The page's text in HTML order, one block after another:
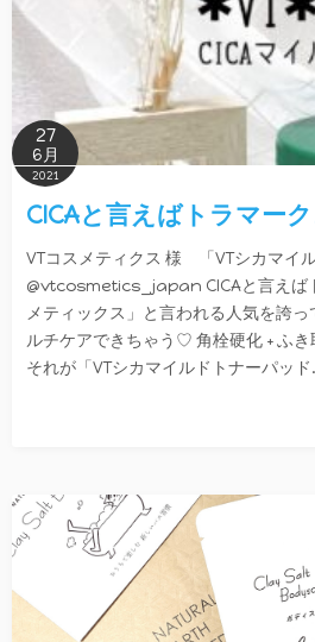
プ
27
6月
2021
CICAと言えばトラマーク
VTコスメティクス 様 「VTシカマイル
@vtcosmetics_japan CICAと言えば
メティックス」と言われる人気を誇
ルチケアできちゃう♡ 角栓硬化 + ふ
それが「VTシカマイルドトナーパッ